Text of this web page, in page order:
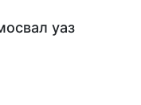
уаз